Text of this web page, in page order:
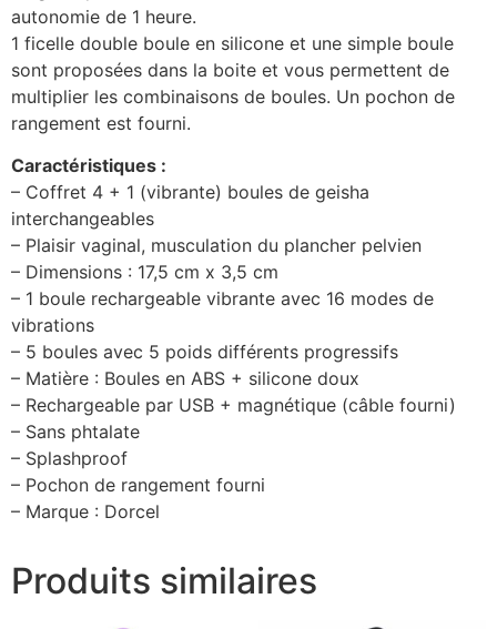
autonomie de 1 heure.
1 ficelle double boule en silicone et une simple boule
sont proposées dans la boite et vous permettent de
multiplier les combinaisons de boules. Un pochon de
rangement est fourni.
Caractéristiques :
– Coffret 4 + 1 (vibrante) boules de geisha
interchangeables
– Plaisir vaginal, musculation du plancher pelvien
– Dimensions : 17,5 cm x 3,5 cm
– 1 boule rechargeable vibrante avec 16 modes de
vibrations
– 5 boules avec 5 poids différents progressifs
– Matière : Boules en ABS + silicone doux
– Rechargeable par USB + magnétique (câble fourni)
– Sans phtalate
– Splashproof
– Pochon de rangement fourni
– Marque : Dorcel
Produits similaires